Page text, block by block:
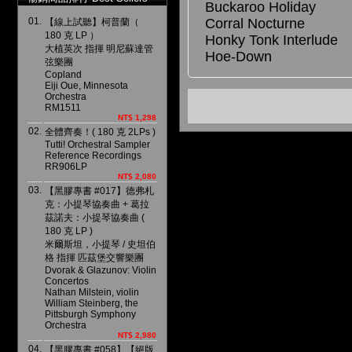
01.
【線上試聽】柯普蘭（
180 克 LP ）
大植英次 指揮 明尼蘇達管
弦樂團
Copland
Eiji Oue, Minnesota
Orchestra
RM1511
NT$ 1,298
02. 全體齊奏！( 180 克 2LPs )
Tutti! Orchestral Sampler
Reference Recordings
RR906LP
NT$ 2,080
03.
【黑膠專書 #017】德弗札
克：小提琴協奏曲 + 葛拉
茲諾夫：小提琴協奏曲 (
180 克 LP )
米爾斯坦，小提琴 / 史坦伯
格 指揮 匹茲堡交響樂團
Dvorak & Glazunov: Violin
Concertos
Nathan Milstein, violin
William Steinberg, the
Pittsburgh Symphony
Orchestra
NT$ 2,980
04.
【黑膠專書 #058】【絕版
Buckaroo Holiday
Corral Nocturne
Honky Tonk Interlude
Hoe-Down